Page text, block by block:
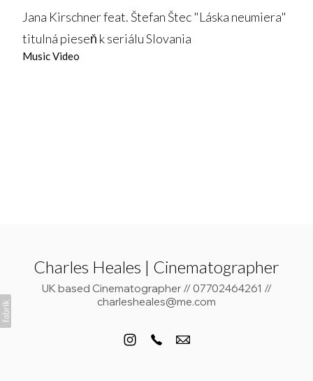
Jana Kirschner feat. Štefan Štec "Láska neumiera"
titulná pieseň k seriálu Slovania
Music Video
Charles Heales | Cinematographer
UK based Cinematographer // 07702464261 //
charlesheales@me.com